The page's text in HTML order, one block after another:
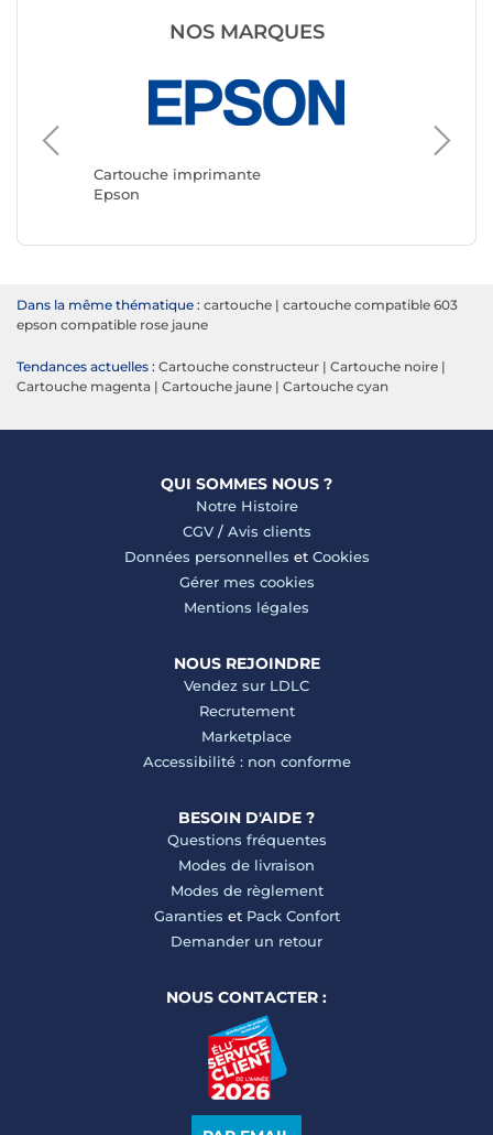
NOS MARQUES
Cartouche imprimante
Epson
Canon
Dans la même thématique : cartouche | cartouche compatible 603
epson compatible rose jaune
Tendances actuelles : Cartouche constructeur | Cartouche noire |
Cartouche magenta | Cartouche jaune | Cartouche cyan
QUI SOMMES NOUS ?
Notre Histoire
CGV/ Avis clients
Données personnelles et Cookies
Gérer mes cookies
Mentions légales
NOUS REJOINDRE
Vendez sur LDLC
Recrutement
Marketplace
Accessibilité : non conforme
BESOIN D'AIDE ?
Questions fréquentes
Modes de livraison
Modes de règlement
Garanties et Pack Confort
Demander un retour
NOUS CONTACTER :